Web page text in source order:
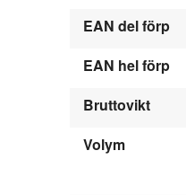
EAN del förp
EAN hel förp
Bruttovikt
Volym